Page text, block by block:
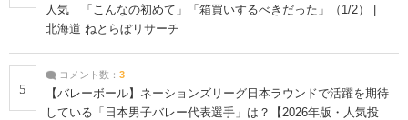
人気 「こんなの初めて」「箱買いするべきだった」（1/2） |
北海道 ねとらぼリサーチ
5
コメント数： 3
【バレーボール】ネーションズリーグ日本ラウンドで活躍を期待
している「日本男子バレー代表選手」は？【2026年版・人気投